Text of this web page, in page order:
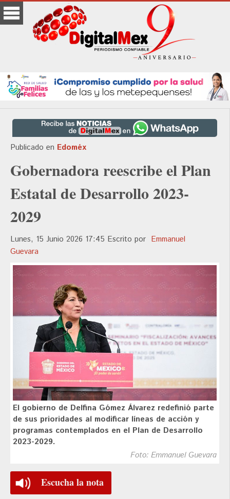
Publicado en Edoméx
Gobernadora reescribe el Plan
Estatal de Desarrollo 2023-
2029
Lunes, 15 Junio 2026 17:45 Escrito por Emmanuel
Guevara
El gobierno de Delfina Gómez Álvarez redefinió parte
de sus prioridades al modificar líneas de acción y
programas contemplados en el Plan de Desarrollo
2023-2029.
Foto: Emmanuel Guevara
Escucha la nota